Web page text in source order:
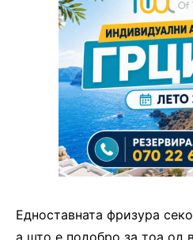
Едноставната фризура